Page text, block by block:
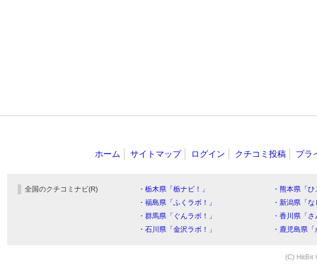
ホーム サイトマップ ログイン クチコミ投稿 プラ
全国のクチコミナビ(R) ・栃木県「栃ナビ！」
・熊本県「
・福島県「ふくラボ！」
・新潟県「
・群馬県「ぐんラボ！」
・香川県「
・石川県「金沢ラボ！」
・鹿児島県
(C) HitBit